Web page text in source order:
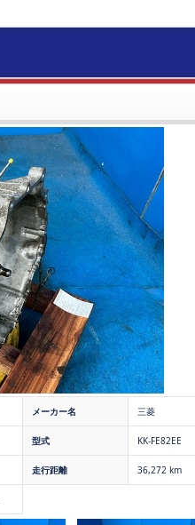
メーカー名 三菱
型式 KK-FE82EE
走行距離 36,272 km